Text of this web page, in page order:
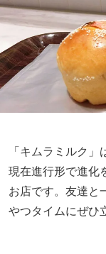
「キムラミルク
現在進行形で進化
お店です。友達と
やつタイムにぜひ